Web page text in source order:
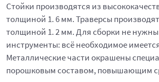
Стойки производятся из
толщиной 1. 6 мм. Траверсы
толщиной 1. 2 мм. Для сборки не
инструменты: всё необходимое
Металлические части окрашены
порошковым составом, повышающим